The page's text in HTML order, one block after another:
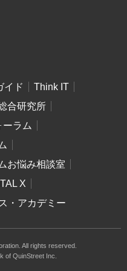
イド
Think IT
合研究所
ーラム
お悩み相談室
X
・アカデミー
All rights reserved.
of QuinStreet Inc.